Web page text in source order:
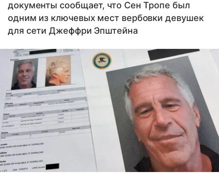
документы сообщает, что Сен Тропе был
одним из ключевых мест вербовки девушек
для сети Джеффри Эпштейна